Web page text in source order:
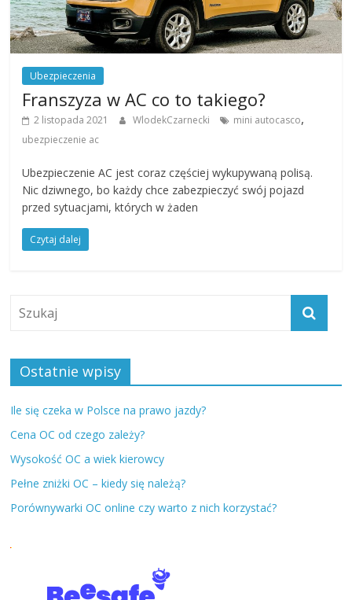
Ubezpieczenia
Franszyza w AC co to takiego?
2 listopada 2021 WlodekCzarnecki mini autocasco,
ubezpieczenie ac
Ubezpieczenie AC jest coraz częściej wykupywaną polisą.
Nic dziwnego, bo każdy chce zabezpieczyć swój pojazd
przed sytuacjami, których w żaden
Czytaj dalej
Ostatnie wpisy
Ile się czeka w Polsce na prawo jazdy?
Cena OC od czego zależy?
Wysokość OC a wiek kierowcy
Pełne zniżki OC – kiedy się należą?
Porównywarki OC online czy warto z nich korzystać?